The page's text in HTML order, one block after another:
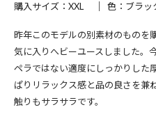
購入サイズ：XXL 色：ブラッ
昨年このモデルの別素材のものを
気に入りへビーユースしました。
ペラではない適度にしっかりした
ぱりリラックス感と品の良さを兼
触りもサラサラです。